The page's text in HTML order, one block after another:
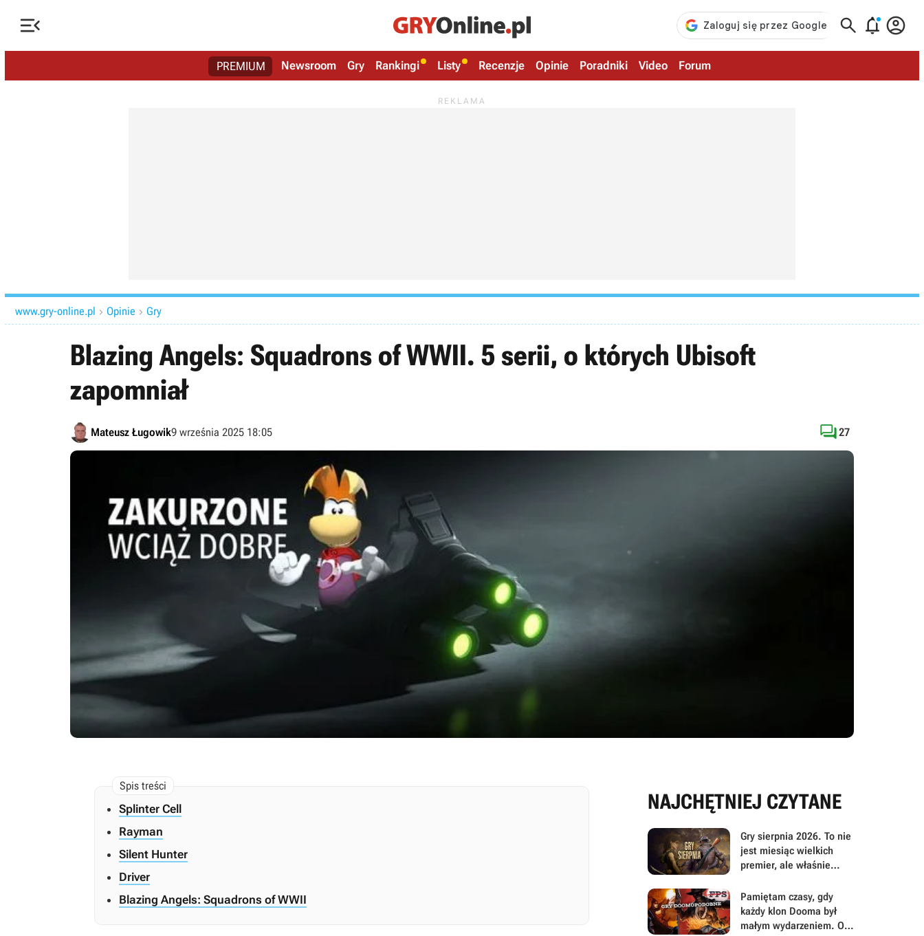
   
PREMIUM Newsroom Gry Rankingi Listy Recenzje Opinie Poradniki Video Forum
www.gry-online.pl  Opinie  Gry
Blazing Angels: Squadrons of WWII. 5 serii, o których Ubisoft
zapomniał
Mateusz Ługowik9 września 2025 18:05 27
Splinter Cell
Rayman
Silent Hunter
Driver
Blazing Angels: Squadrons of WWII
NAJCHĘTNIEJ CZYTANE
Gry sierpnia 2026. To nie
jest miesiąc wielkich
premier, ale właśnie
mu się uważniej
Pamiętam czasy, gdy
każdy klon Dooma był
małym wydarzeniem. Oto